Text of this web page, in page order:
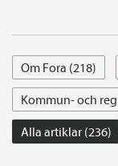
Om Fora (218)
Kommun- och
Alla artiklar (236)